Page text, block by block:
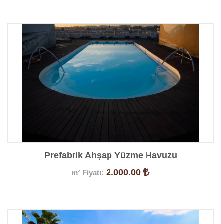
Prefabrik Ahşap Yüzme Havuzu
m² Fiyatı: 2.000.00